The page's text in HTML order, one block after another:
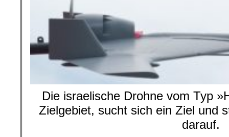
Die israelische Drohne vom Typ
Zielgebiet, sucht sich ein Ziel und
darauf.